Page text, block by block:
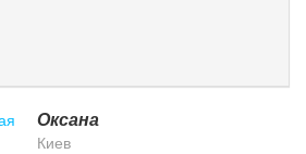
Оксана
Киев